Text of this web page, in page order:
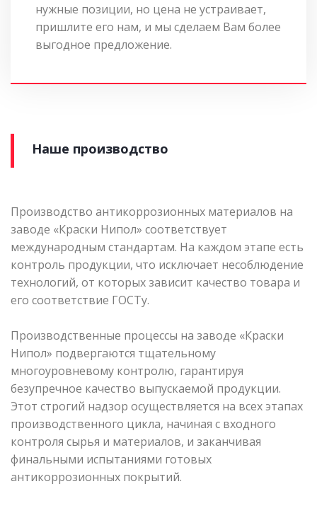
нужные позиции, но цена не устраивает,
пришлите его нам, и мы сделаем Вам более
выгодное предложение.
Наше производство
Производство антикоррозионных материалов на
заводе «Краски Нипол» соответствует
международным стандартам. На каждом этапе есть
контроль продукции, что исключает несоблюдение
технологий, от которых зависит качество товара и
его соответствие ГОСТу.
Производственные процессы на заводе «Краски
Нипол» подвергаются тщательному
многоуровневому контролю, гарантируя
безупречное качество выпускаемой продукции.
Этот строгий надзор осуществляется на всех этапах
производственного цикла, начиная с входного
контроля сырья и материалов, и заканчивая
финальными испытаниями готовых
антикоррозионных покрытий.